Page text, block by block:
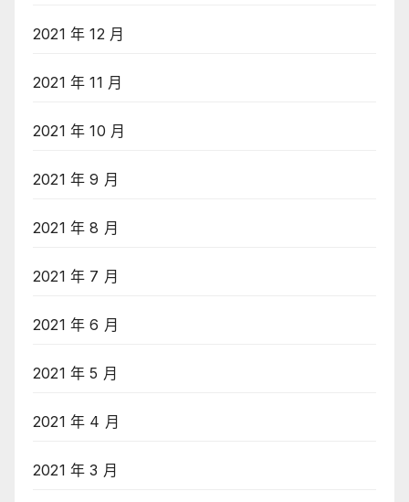
2021 年 12 月
2021 年 11 月
2021 年 10 月
2021 年 9 月
2021 年 8 月
2021 年 7 月
2021 年 6 月
2021 年 5 月
2021 年 4 月
2021 年 3 月